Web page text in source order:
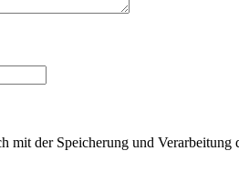
mit der Speicherung und